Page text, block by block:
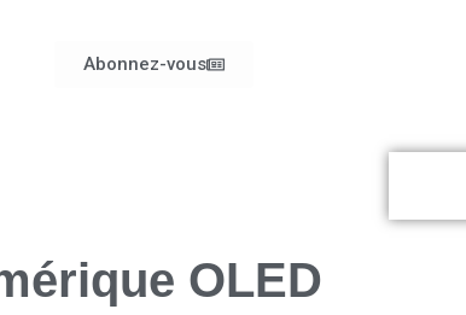
Abonnez-vous
OLED